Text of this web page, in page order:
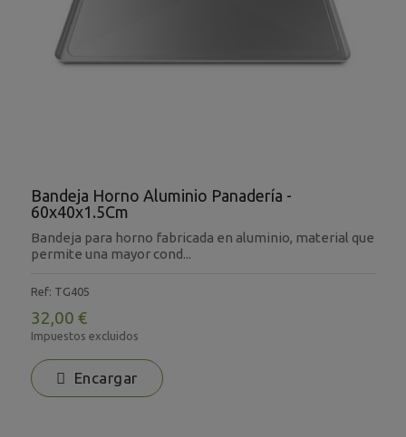
Bandeja Horno Aluminio Panadería -
60x40x1.5Cm
Bandeja para horno fabricada en aluminio, material que
permite una mayor cond...
Ref: TG405
32,00 €
Impuestos excluidos
Encargar